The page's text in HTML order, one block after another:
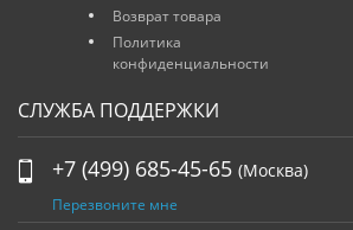
Возврат товара
Политика
конфиденциальности
СЛУЖБА ПОДДЕРЖКИ
+7 (499) 685-45-65 (Москва)
Перезвоните мне